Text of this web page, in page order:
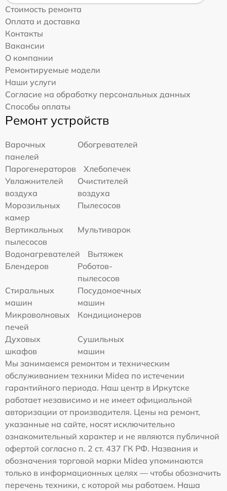
Стоимость ремонта
Оплата и доставка
Контакты
Вакансии
О компании
Ремонтируемые модели
Наши услуги
Согласие на обработку персональных данных
Способы оплаты
Ремонт устройств
Варочных
панелей
Обогревателей
Парогенераторов
Хлебопечек
Увлажнителей
воздуха
Очистителей
воздуха
Морозильных
камер
Пылесосов
Вертикальных
пылесосов
Мультиварок
Водонагревателей
Вытяжек
Блендеров
Роботов-
пылесосов
Стиральных
машин
Посудомоечных
машин
Микроволновых
печей
Кондиционеров
Духовых
шкафов
Сушильных
машин
Мы занимаемся ремонтом и техническим
обслуживанием техники Midea по истечении
гарантийного периода. Наш центр в Иркутске
работает независимо и не имеет официальной
авторизации от производителя. Цены на ремонт,
указанные на сайте, носят исключительно
ознакомительный характер и не являются публичной
офертой согласно п. 2 ст. 437 ГК РФ. Названия и
обозначения торговой марки Midea упоминаются
только в информационных целях — чтобы обозначить
перечень техники, с которой мы работаем. Наша